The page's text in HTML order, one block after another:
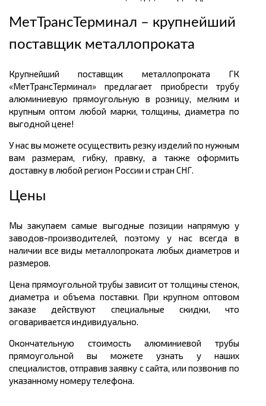
МетТрансТерминал – крупнейший
поставщик металлопроката
Крупнейший поставщик металлопроката ГК
«МетТрансТерминал» предлагает приобрести трубу
алюминиевую прямоугольную в розницу, мелким и
крупным оптом любой марки, толщины, диаметра по
выгодной цене!
У нас вы можете осуществить резку изделий по нужным
вам размерам, гибку, правку, а также оформить
доставку в любой регион России и стран СНГ.
Цены
Мы закупаем самые выгодные позиции напрямую у
заводов-производителей, поэтому у нас всегда в
наличии все виды металлопроката любых диаметров и
размеров.
Цена прямоугольной трубы зависит от толщины стенок,
диаметра и объема поставки. При крупном оптовом
заказе действуют специальные скидки, что
оговаривается индивидуально.
Окончательную стоимость алюминиевой трубы
прямоугольной вы можете узнать у наших
специалистов, отправив заявку с сайта, или позвонив по
указанному номеру телефона.